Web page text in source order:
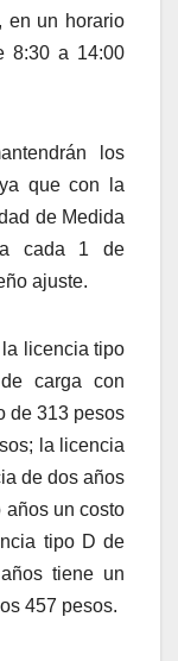
en un horario
8:30 a 14:00
los
que con la
de Medida
cada 1 de
ajuste.
licencia tipo
carga con
de 313 pesos
la licencia
de dos años
años un costo
tipo D de
tiene un
457 pesos.